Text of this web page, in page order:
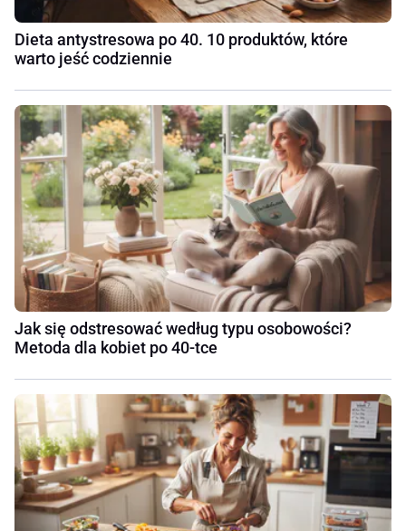
Dieta antystresowa po 40. 10 produktów, które
warto jeść codziennie
Jak się odstresować według typu osobowości?
Metoda dla kobiet po 40-tce